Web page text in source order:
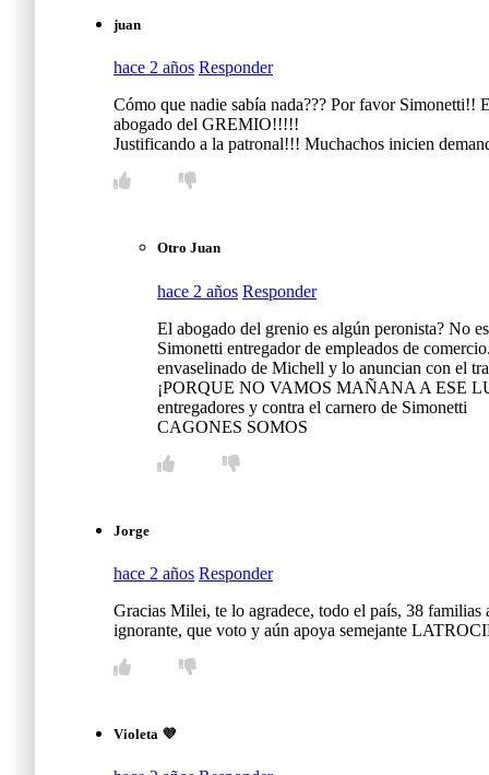
juan
hace 2 años Responder
Cómo que nadie sabía nada??? Por favor
abogado del GREMIO!!!!!
Justificando a la patronal!!! Muchachos inicien
Otro Juan
hace 2 años Responder
El abogado del grenio es algún peronista? No
Simonetti entregador de empleados de
envaselinado de Michell y lo anuncian con el
¡PORQUE NO VAMOS MAÑANA A ESE
entregadores y contra el carnero de Simonetti
CAGONES SOMOS
Jorge
hace 2 años Responder
Gracias Milei, te lo agradece, todo el país, 38
ignorante, que voto y aún apoya semejante
Violeta 💜